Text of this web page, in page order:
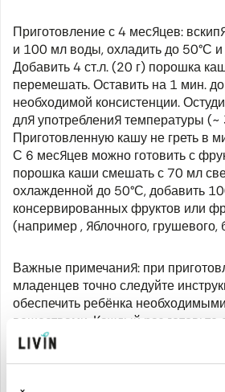
Приготовление с 4 месяцев:
и 100 мл воды, охладить до 50°С и
Добавить 4 ст.л. (20 г) порошка
перемешать. Оставить на 1 мин.
необходимой консистенции.
для употребления температуры (~
Приготовленную кашу не греть в
С 6 месяцев можно готовить с
порошка каши смешать с 70 мл
охлажденной до 50°С, добавить
консервированных фруктов или
(например , яблочного, грушевого,
Важные примечания: при
младенцев точно следуйте
обеспечить ребёнка
веществами. Каждый раз готовьте
кормите ложкой. Регулярно